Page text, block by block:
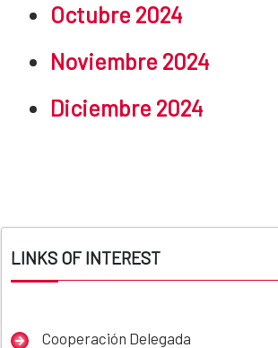
Octubre 2024
Noviembre 2024
Diciembre 2024
LINKS OF INTEREST
Cooperación Delegada